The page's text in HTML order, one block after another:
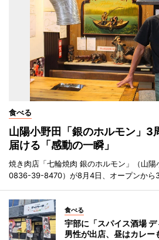
食べる
山陽小野田「銀のホルモン」
届ける「感動の一瞬」
焼き肉店「七輪焼肉 銀のホルモン」（山陽
0836-39-8470）が8月4日、オープンから3
食べる
宇部に「スパイス酒場
男性が出店、昼はカレー